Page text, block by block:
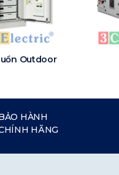
Outdoor
HÀNH
HÃNG